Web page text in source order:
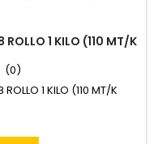
ROLLO 1 KILO (110 MT/K
(0)
1 KILO (110 MT/K